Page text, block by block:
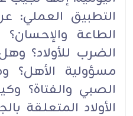
التطبيق العملي:
الطاعة
الضرب للأولاد؟
مسؤولية الأهل؟
الصبي والفتاة؟
الأولاد المتعلقة